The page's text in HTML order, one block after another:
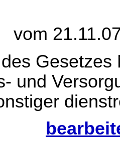
vom
Gesetzes
und